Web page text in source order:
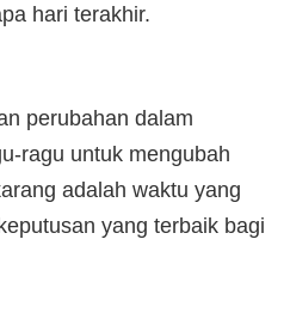
hari terakhir.
perubahan dalam
ragu untuk mengubah
adalah waktu yang
yang terbaik bagi